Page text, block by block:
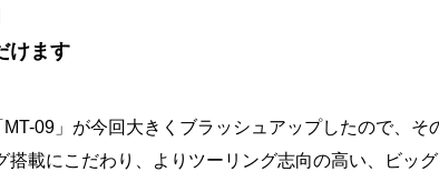
けます
09」が今回大きくブラッシュアップしたので、
載にこだわり、よりツーリング志向の高い、ビッ